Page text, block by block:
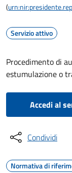
(
Servizio attivo
Procedimento di
estumulazione o
Accedi al
Condividi
Normativa di